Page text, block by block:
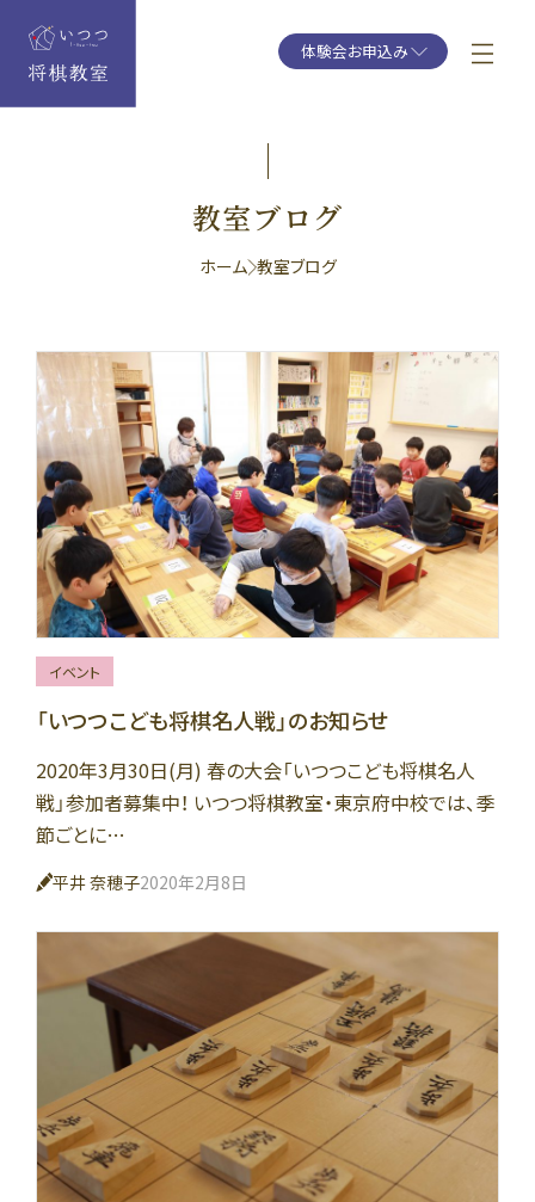
体験会お申込み
教室ブログ
ホーム 教室ブログ
イベント
「いつつこども将棋名人戦」のお知らせ
2020年3月30日(月) 春の大会「いつつこども将棋名人
戦」参加者募集中！ いつつ将棋教室・東京府中校では、季
節ごとに…
平井 奈穂子2020年2月8日